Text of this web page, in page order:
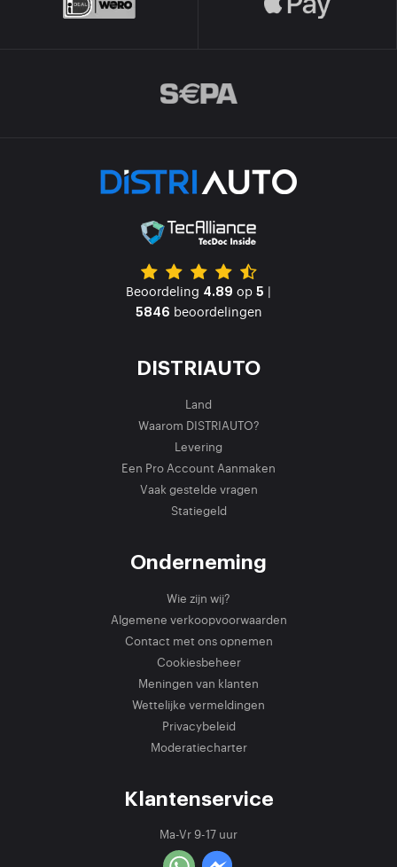
Beoordeling 4.89 op 5 |
5846 beoordelingen
DISTRIAUTO
Land
Waarom DISTRIAUTO?
Levering
Een Pro Account Aanmaken
Vaak gestelde vragen
Statiegeld
Onderneming
Wie zijn wij?
Algemene verkoopvoorwaarden
Contact met ons opnemen
Cookiesbeheer
Meningen van klanten
Wettelijke vermeldingen
Privacybeleid
Moderatiecharter
Klantenservice
Ma-Vr 9-17 uur